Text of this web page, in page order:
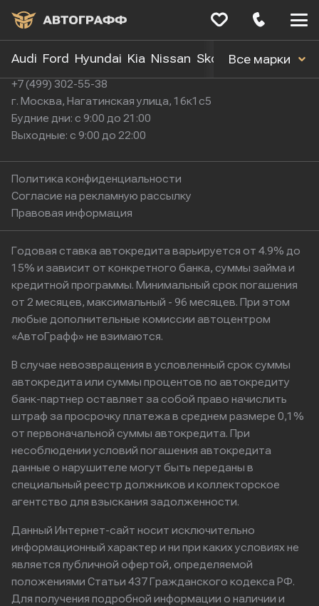
Audi Ford Hyundai Kia Nissan Skoda Toyota
Все марки
+7 (499) 302-55-38
г. Москва, Нагатинская улица, 16к1с5
Будние дни: с 9:00 до 21:00
Выходные: с 9:00 до 22:00
Политика конфиденциальности
Согласие на рекламную рассылку
Правовая информация
Годовая ставка автокредита варьируется от 4.9% до
15% и зависит от конкретного банка, суммы займа и
кредитной программы. Минимальный срок погашения
от 2 месяцев, максимальный - 96 месяцев. При этом
любые дополнительные комиссии автоцентром
«АвтоГрафф» не взимаются.
В случае невозвращения в условленный срок суммы
автокредита или суммы процентов по автокредиту
банк-партнер оставляет за собой право начислить
штраф за просрочку платежа в среднем размере 0,1%
от первоначальной суммы автокредита. При
несоблюдении условий погашения автокредита
данные о нарушителе могут быть переданы в
специальный реестр должников и коллекторское
агентство для взыскания задолженности.
Данный Интернет-сайт носит исключительно
информационный характер и ни при каких условиях не
является публичной офертой, определяемой
положениями Статьи 437 Гражданского кодекса РФ.
Для получения подробной информации о наличии и